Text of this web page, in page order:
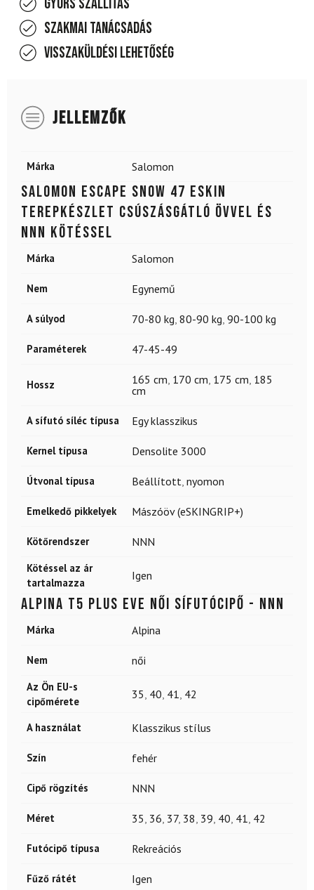
Szakmai tanácsadás
Visszaküldési lehetőség
JELLEMZŐK
Márka Salomon
SALOMON Escape Snow 47 eSkin
terepkészlet csúszásgátló övvel és
NNN kötéssel
Márka Salomon
Nem Egynemű
A súlyod 70-80 kg 80-90 kg 90-100 kg
Paraméterek 47-45-49
Hossz 165 cm 170 cm 175 cm 185
cm
A sífutó síléc típusa Egy klasszikus
Kernel típusa Densolite 3000
Útvonal típusa Beállított nyomon
Emelkedő pikkelyek Mászóöv (eSKINGRIP+)
Kötőrendszer NNN
Kötéssel az ár
tartalmazza
Igen
ALPINA T5 Plus Eve női sífutócipő - NNN
Márka Alpina
Nem női
Az Ön EU-s
cipőmérete
35 40 41 42
A használat Klasszikus stílus
Szín fehér
Cipő rögzítés NNN
Méret 35 36 37, 38 39 40 41 42
Futócipő típusa Rekreációs
Fűző rátét Igen